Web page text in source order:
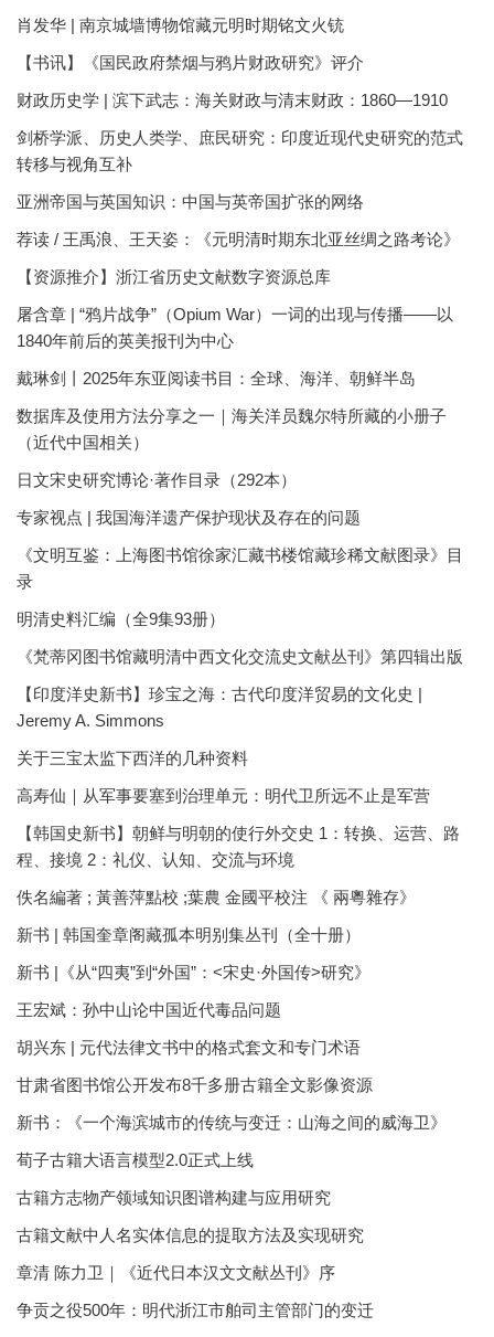
肖发华 | 南京城墙博物馆藏元明时期铭文火铳
【书讯】《国民政府禁烟与鸦片财政研究》评介
财政历史学 | 滨下武志：海关财政与清末财政：1860—1910
剑桥学派、历史人类学、庶民研究：印度近现代史研究的范式
转移与视角互补
亚洲帝国与英国知识：中国与英帝国扩张的网络
荐读 / 王禹浪、王天姿：《元明清时期东北亚丝绸之路考论》
【资源推介】浙江省历史文献数字资源总库
屠含章 | “鸦片战争”（Opium War）一词的出现与传播——以
1840年前后的英美报刊为中心
戴琳剑丨2025年东亚阅读书目：全球、海洋、朝鲜半岛
数据库及使用方法分享之一｜海关洋员魏尔特所藏的小册子
（近代中国相关）
日文宋史研究博论·著作目录（292本）
专家视点 | 我国海洋遗产保护现状及存在的问题
《文明互鉴：上海图书馆徐家汇藏书楼馆藏珍稀文献图录》目
录
明清史料汇编（全9集93册）
《梵蒂冈图书馆藏明清中西文化交流史文献丛刊》第四辑出版
【印度洋史新书】珍宝之海：古代印度洋贸易的文化史 |
Jeremy A. Simmons
关于三宝太监下西洋的几种资料
高寿仙｜从军事要塞到治理单元：明代卫所远不止是军营
【韩国史新书】朝鲜与明朝的使行外交史 1：转换、运营、路
程、接境 2：礼仪、认知、交流与环境
佚名編著 ; 黃善萍點校 ;葉農 金國平校注 《 兩粵雜存》
新书 | 韩国奎章阁藏孤本明别集丛刊（全十册）
新书 |《从“四夷”到“外国”：<宋史·外国传>研究》
王宏斌：孙中山论中国近代毒品问题
胡兴东 | 元代法律文书中的格式套文和专门术语
甘肃省图书馆公开发布8千多册古籍全文影像资源
新书：《一个海滨城市的传统与变迁：山海之间的威海卫》
荀子古籍大语言模型2.0正式上线
古籍方志物产领域知识图谱构建与应用研究
古籍文献中人名实体信息的提取方法及实现研究
章清 陈力卫｜《近代日本汉文文献丛刊》序
争贡之役500年：明代浙江市舶司主管部门的变迁